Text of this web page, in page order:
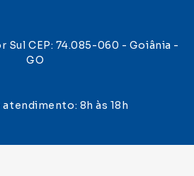
Sul CEP: 74.085-060 - Goiânia -
GO
8h às 18h